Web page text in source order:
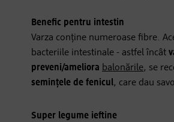
Benefic pentru intestin
Varza conține numeroase fibre.
bacteriile intestinale - astfel încât
preveni/ameliora balonările, se
semințele de fenicul, care dau
Super legume ieftine